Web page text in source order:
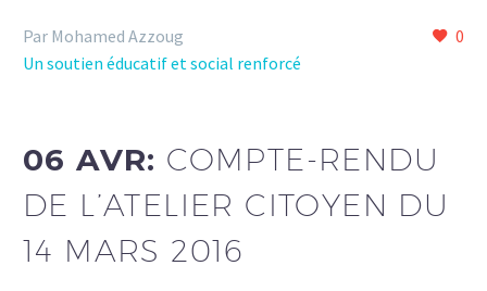
0
Par Mohamed Azzoug
Un soutien éducatif et social renforcé
06 AVR: COMPTE-RENDU
DE L’ATELIER CITOYEN DU
14 MARS 2016